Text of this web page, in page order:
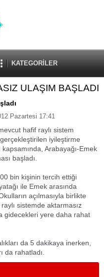
KATEGORİLER
ULAŞIM BAŞLADI
Pazartesi 17:41
hafif raylı sistem
iyileştirme
kapsamında, Arabayağı-Emek
başladı.
bin kişinin tercih ettiği
ile Emek arasında
açılmasıyla birlikte
sistemde aktarmasız
gidecekleri yere daha rahat
da 5 dakikaya inerken,
da rahatladı.